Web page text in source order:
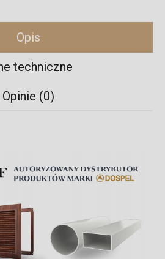
Opis
techniczne
Opinie (0)